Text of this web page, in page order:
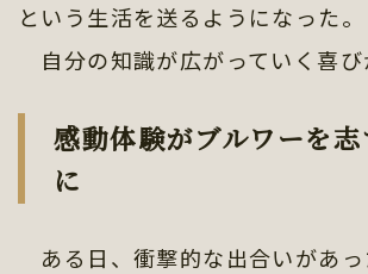
という生活を送るようになった。
自分の知識が広がっていく喜び
感動体験がブルワーを
に
ある日、衝撃的な出合いがあっ